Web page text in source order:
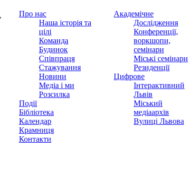
Про нас
Наша історія та
цілі
Команда
Будинок
Співпраця
Стажування
Новини
Медіа і ми
Розсилка
Події
Бібліотека
Календар
Крамниця
Контакти
Академічне
Дослідження
Конференції,
воркшопи,
семінари
Міські семінари
Резиденції
Цифрове
Інтерактивний
Львів
Міський
медіаархів
Вулиці Львова